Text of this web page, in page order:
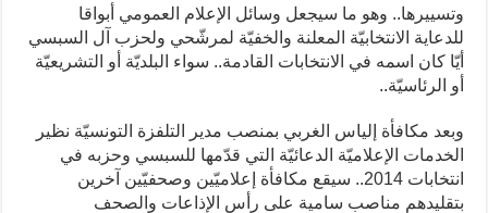
وتسييرها.. وهو ما سيجعل وسائل الإعلام العمومي أبواقا
للدعاية الانتخابيّة المعلنة والخفيّة لمرشّحي ولحزب آل السبسي
أيّا كان اسمه في الانتخابات القادمة.. سواء البلديّة أو التشريعيّة
أو الرئاسيّة..
وبعد مكافأة إلياس الغربي بمنصب مدير التلفزة التونسيّة نظير
الخدمات الإعلاميّة الدعائيّة التي قدّمها للسبسي وحزبه في
انتخابات 2014.. سيقع مكافأة إعلاميّين وصحفيّين آخرين
بتقليدهم مناصب سامية على رأس الإذاعات والصحف